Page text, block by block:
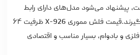
پیشنهاد می‌شود مدل‌های دارای رابط
قیمت فلش مموری
X-926 ظرفیت ۶۴
و بادوام، بسیار مناسب و اقتصادی